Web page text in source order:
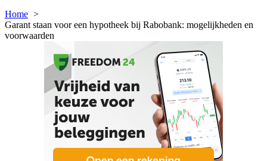
Home
Garant staan voor een hypotheek bij Rabobank: mogelijkheden en
voorwaarden